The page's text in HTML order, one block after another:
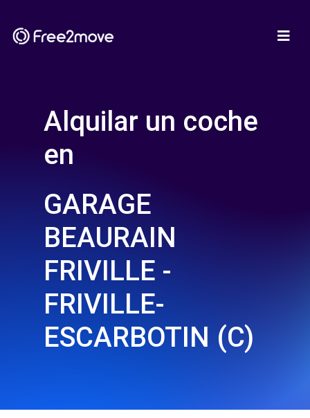
Alquilar un coche
en
GARAGE
BEAURAIN
FRIVILLE -
FRIVILLE-
ESCARBOTIN (C)